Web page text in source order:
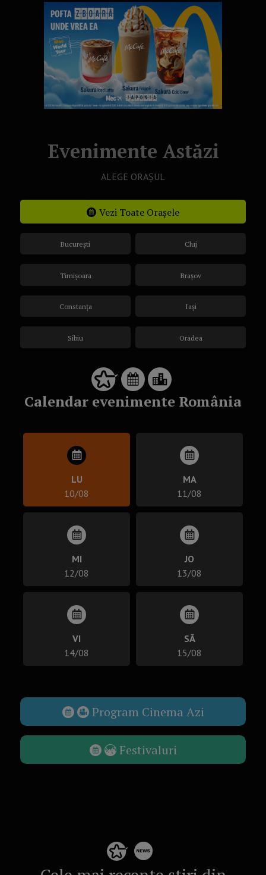
Evenimente Astăzi
ALEGE ORAȘUL
Vezi Toate Orașele
București
Timișoara
Constanța
Sibiu
Cluj
Brașov
Iași
Oradea
Calendar evenimente România
LU
10/08
MA
11/08
MI
12/08
JO
13/08
VI
14/08
SÂ
15/08
Program Cinema Azi
Festivaluri